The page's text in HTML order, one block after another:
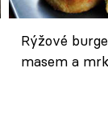
Rýžové
masem a